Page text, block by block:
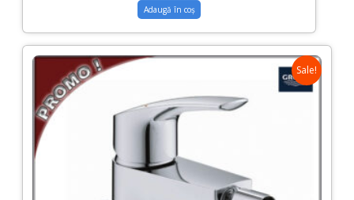
Adaugă în coș
Sale!